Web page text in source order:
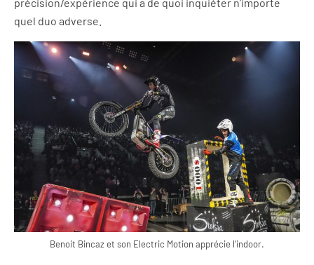
quel duo adverse.
Benoit Bincaz et son Electric Motion apprécie l’indoor.